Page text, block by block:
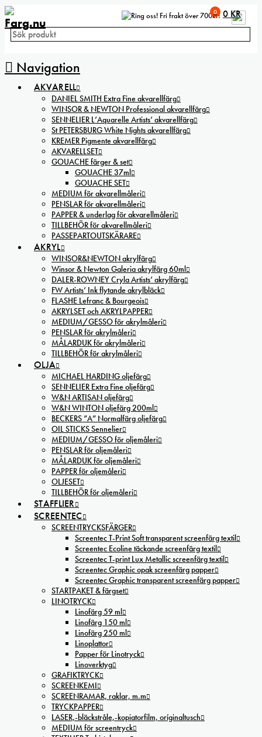
Fri frakt över 700kr!
Navigation
0 0 KR
AKVARELL
DANIEL SMITH Extra Fine akvarellfärg
WINSOR & NEWTON Professional akvarellfärg
SENNELIER L’Aquarelle Artists’ akvarellfärg
St PETERSBURG White Nights akvarellfärg
KREMER Pigmente akvarellfärg
AKVARELLSET
GOUACHE färger & set
GOUACHE 37ml
GOUACHE SET
MEDIUM för akvarellmåleri
PENSLAR för akvarellmåleri
PAPPER & underlag för akvarellmåleri
TILLBEHÖR för akvarellmåleri
PASSEPARTOUTSKÄRARE
AKRYL
WINSOR&NEWTON akrylfärg
Winsor & Newton Galeria akrylfärg 60ml
DALER-ROWNEY Cryla Artists’ akrylfärg
FW Artists’ Ink flytande akrylbläck
FLASHE Lefranc & Bourgeois
AKRYLSET och AKRYLPAPPER
MEDIUM/GESSO för akrylmåleri
PENSLAR för akrylmåleri
MÅLARDUK för akrylmåleri
TILLBEHÖR för akrylmåleri
OLJA
MICHAEL HARDING oljefärg
SENNELIER Extra Fine oljefärg
W&N ARTISAN oljefärg
W&N WINTON oljefärg 200ml
BECKERS ”A” Normalfärg oljefärg
OIL STICKS Sennelier
MEDIUM/GESSO för oljemåleri
PENSLAR för oljemåleri
MÅLARDUK för oljemåleri
PAPPER för oljemåleri
OLJESET
TILLBEHÖR för oljemåleri
STAFFLIER
SCREENTEC
SCREENTRYCKSFÄRGER
Screentec T-Print Soft transparent screenfärg textil
Screentec Ecoline täckande screenfärg textil
Screentec T-print Lux Metallic screenfärg textil
Screentec Graphic opak screenfärg papper
Screentec Graphic transparent screenfärg papper
STARTPAKET & färgset
LINOTRYCK
Linofärg 59 ml
Linofärg 150 ml
Linofärg 250 ml
Linoplattor
Papper för Linotryck
Linoverktyg
GRAFIKTRYCK
SCREENKEMI
SCREENRAMAR, raklar, m.m
TRYCKPAPPER
LASER,-bläckstråle,-kopiatorfilm, oríginaltusch
MEDIUM för screentryck